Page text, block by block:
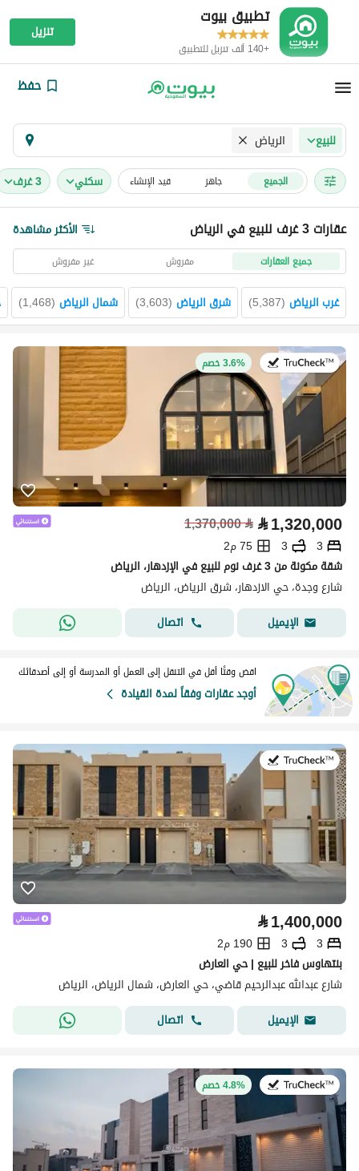
تطبيق بيوت
+140 ألف تنزيل للتطبيق
تنزيل
حفظ
للبيع الرياض
الجميع جاهز قيد الإنشاء سكني 3 غرف
عقارات 3 غرف للبيع في الرياض الأكثر مشاهدة
جميع العقارات مفروش غير مفروش
غرب الرياض (
5,387
) شرق الرياض (
3,603
) شمال الرياض (
1,468
)
في:11 يوليو 20263.6% خصم
⃁1,320,000
⃁
1,370,000
3
3
75 م2
شقة مكونة من 3 غرف نوم للبيع في الإزدهار، الرياض
شارع وجدة، حي الازدهار، شرق الرياض، الرياض
الإيميل
اتصال
اقض وقتًا أقل في التنقل إلى العمل أو المدرسة أو إلى أصدقائك
أوجد عقارات وفقاً لمدة القيادة
في:27 يوليو 2026
⃁1,400,000
3
3
190 م2
بنتهاوس فاخر للبيع | حي العارض
شارع عبدالله عبدالرحيم قاضي، حي العارض، شمال الرياض، الرياض
الإيميل
اتصال
في:20 يوليو 20264.8% خصم